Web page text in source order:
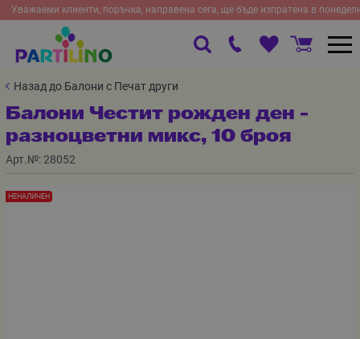
Уважаеми клиенти, поръчка, направена сега, ще бъде изпратена в
Назад до Балони с Печат други
Балони Честит рожден ден -
разноцветни микс, 10 броя
Арт.№: 28052
НЕНАЛИЧЕН